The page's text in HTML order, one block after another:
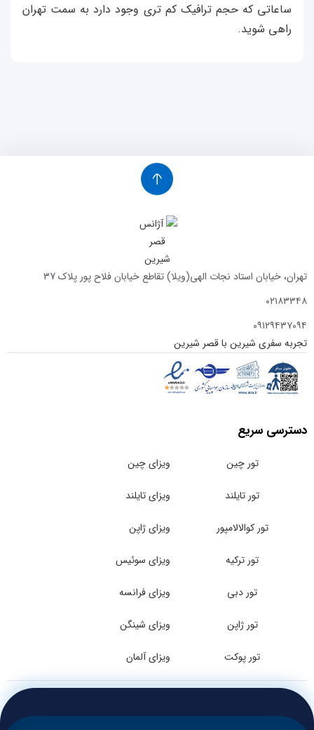
ساعاتی که حجم ترافیک کم تری وجود دارد به سمت تهران
راهی شوید.
تهران، خیابان استاد نجات الهی(ویلا) تقاطع خیابان فلاح پور پلاک 37
۰۲۱۸۳۳۴۸
۰۹۱۲۹۴۳۷۰۹۴
تجربه سفری شیرین با قصر شیرین
دسترسی سریع
تور چین
تور تایلند
تور کوالالامپور
تور ترکیه
تور دبی
تور ژاپن
تور پوکت
ویزای چین
ویزای تایلند
ویزای ژاپن
ویزای سوئیس
ویزای فرانسه
ویزای شینگن
ویزای آلمان